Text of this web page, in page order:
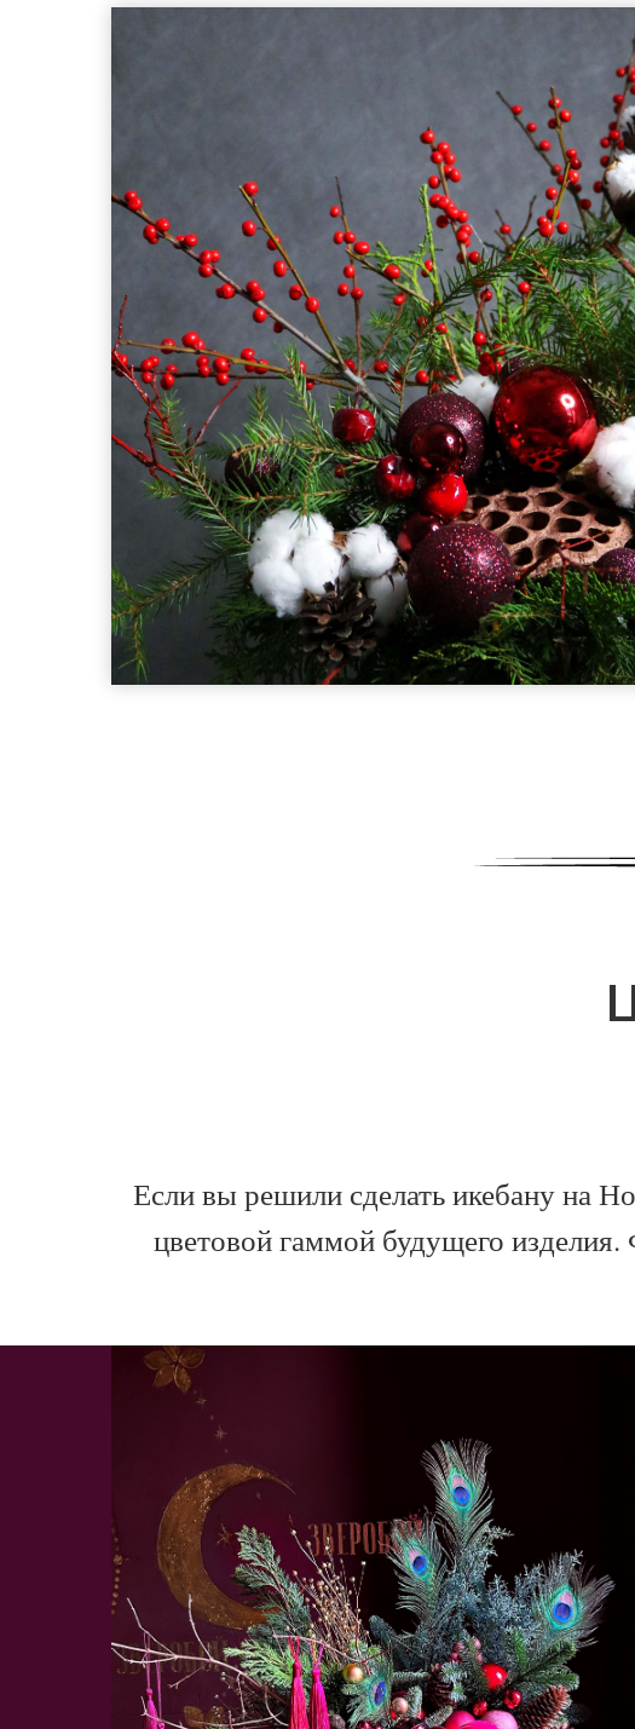
Если вы решили сделать икебану на
цветовой гаммой будущего